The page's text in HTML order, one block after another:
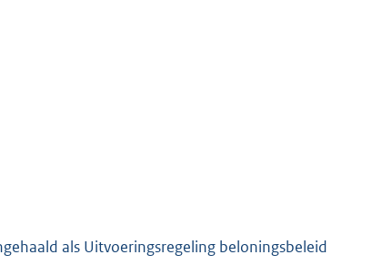
als Uitvoeringsregeling beloningsbeleid